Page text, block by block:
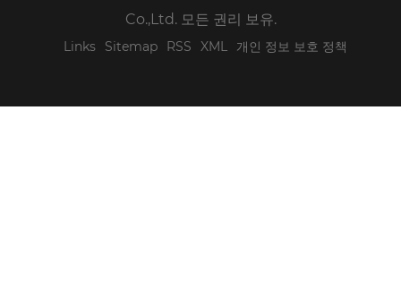
Co.,Ltd. 모든 권리 보유.
Links Sitemap RSS XML 개인 정보 보호 정책